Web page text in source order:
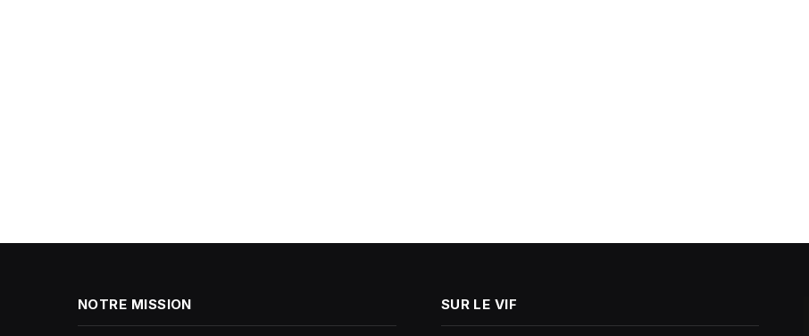
NOTRE MISSION SUR LE VIF